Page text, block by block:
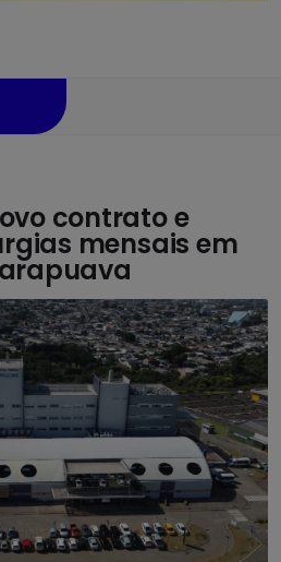
contrato e
mensais em